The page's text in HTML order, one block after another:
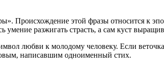
этой фразы относится к
разжигать страсть, а сам куст
любви к молодому человеку. Если
написавшим одноименный стих.